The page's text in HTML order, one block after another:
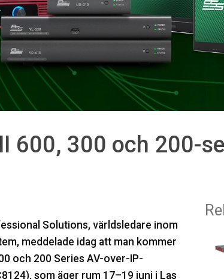
600, 300 och 200-
Solutions, världsledare inom
meddelade idag att man kommer
och 200 Series AV-over-IP-
som äger rum 17–19 juni i Las